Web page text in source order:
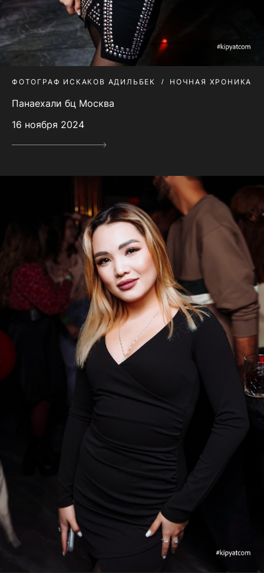
ФОТОГРАФ ИСКАКОВ АДИЛЬБЕК НОЧНАЯ ХРОНИКА
Панаехали бц Москва
16 ноября 2024